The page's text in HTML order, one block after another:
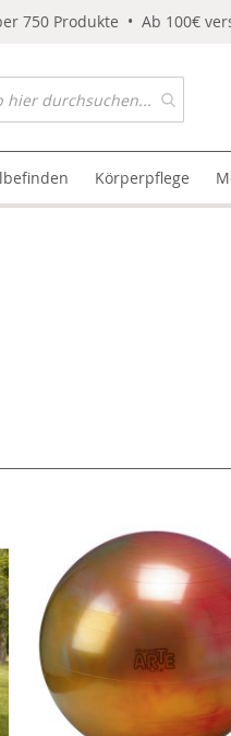
750 Produkte • Ab 100€
Körperpflege